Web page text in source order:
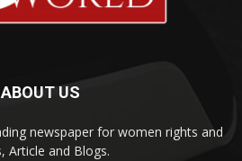
ABOUT US
newspaper for women rights and
Article and Blogs.